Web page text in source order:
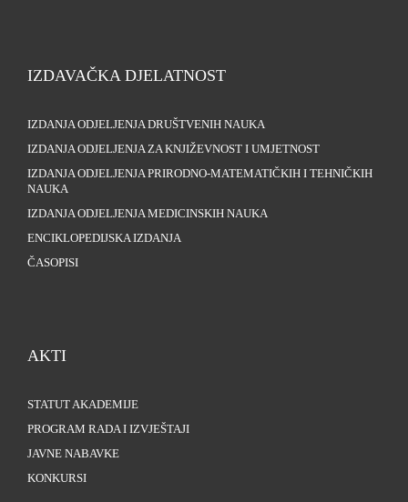
IZDAVAČKA DJELATNOST
IZDANJA ODJELJENJA DRUŠTVENIH NAUKA
IZDANJA ODJELJENJA ZA KNJIŽEVNOST I UMJETNOST
IZDANJA ODJELJENJA PRIRODNO-MATEMATIČKIH I TEHNIČKIH
NAUKA
IZDANJA ODJELJENJA MEDICINSKIH NAUKA
ENCIKLOPEDIJSKA IZDANJA
ČASOPISI
AKTI
STATUT AKADEMIJE
PROGRAM RADA I IZVJEŠTAJI
JAVNE NABAVKE
KONKURSI